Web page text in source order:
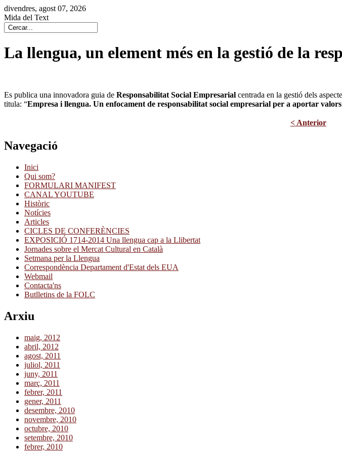
divendres, agost 07, 2026
Mida del Text
La llengua, un element més en la gestió de la
Es publica una innovadora guia de Responsabilitat Social Empresarial centrada en la gestió dels
titula: “Empresa i llengua. Un enfocament de responsabilitat social empresarial per a aportar
< Anterior
Navegació
Inici
Qui som?
FORMULARI MANIFEST
CANAL YOUTUBE
Històric
Notícies
Articles
CICLES DE CONFERÈNCIES
EXPOSICIÓ 1714-2014 Una llengua cap a la Llibertat
Jornades sobre el Mercat Cultural en Català
Setmana per la Llengua
Correspondència Departament d'Estat dels EUA
Webmail
Contacta'ns
Butlletins de la FOLC
Arxiu
maig, 2012
abril, 2012
agost, 2011
juliol, 2011
juny, 2011
març, 2011
febrer, 2011
gener, 2011
desembre, 2010
novembre, 2010
octubre, 2010
setembre, 2010
febrer, 2010